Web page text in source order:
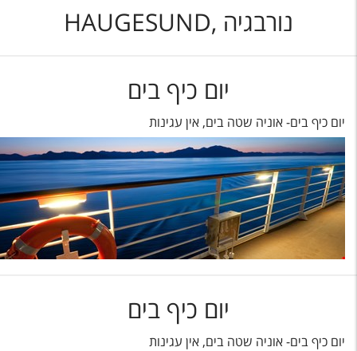
נורבגיה ,HAUGESUND
יום כיף בים
יום כיף בים- אוניה שטה בים, אין עגינות
יום כיף בים
יום כיף בים- אוניה שטה בים, אין עגינות